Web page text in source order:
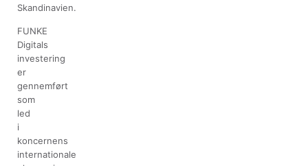
Skandinavien.
FUNKE
Digitals
investering
er
gennemført
som
led
i
koncernens
internationale